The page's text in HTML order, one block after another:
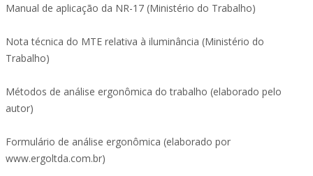
Manual de aplicação da NR-17 (Ministério do Trabalho)
Nota técnica do MTE relativa à iluminância (Ministério do
Trabalho)
Métodos de análise ergonômica do trabalho (elaborado pelo
autor)
Formulário de análise ergonômica (elaborado por
www.ergoltda.com.br)